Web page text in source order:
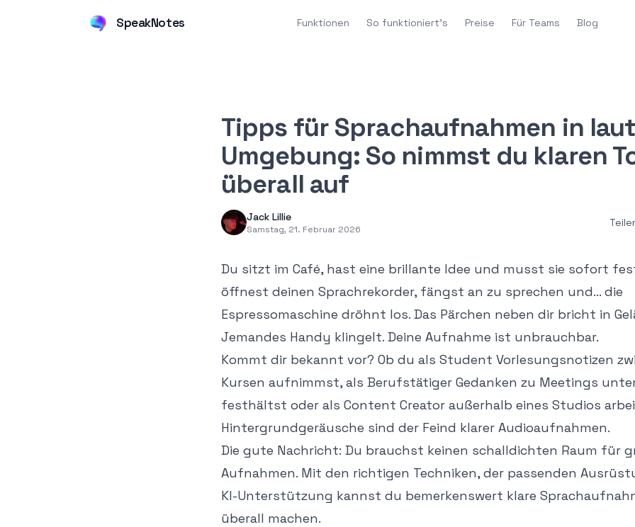
SpeakNotes Funktionen So funktioniert's Preise Für Teams Blog
Tipps für Sprachaufnahmen in
Umgebung: So nimmst du klaren
überall auf
Jack Lillie
Samstag, 21. Februar 2026
Du sitzt im Café, hast eine brillante Idee und musst sie sofort
öffnest deinen Sprachrekorder, fängst an zu sprechen und... die
Espressomaschine dröhnt los. Das Pärchen neben dir bricht in
Jemandes Handy klingelt. Deine Aufnahme ist unbrauchbar.
Kommt dir bekannt vor? Ob du als Student Vorlesungsnotizen
Kursen aufnimmst, als Berufstätiger Gedanken zu Meetings
festhältst oder als Content Creator außerhalb eines Studios
Hintergrundgeräusche sind der Feind klarer Audioaufnahmen.
Die gute Nachricht: Du brauchst keinen schalldichten Raum für
Aufnahmen. Mit den richtigen Techniken, der passenden
KI-Unterstützung kannst du bemerkenswert klare
überall machen.